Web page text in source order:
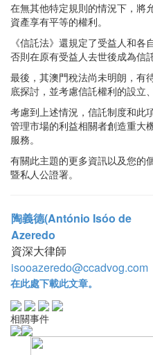
在無其他特定規則的情況下，將
資產享有平等的權利。
《信託法》還規定了受益人和各
否則在原有受益人去世後成為信
最後，其澳門稅法尚未明朗，有
底探討，並考慮信託權利的設立
考慮到上述情況，信託制度和此
管理市場的利益相關者創造重大
服務。
有關此主題的更多資訊以及您的
暨私人公證署。
陶義德(António Isóo de
Azeredo
資深大律師
isooazeredo@ccadvog.com
在此處下載此文章。
相關事件